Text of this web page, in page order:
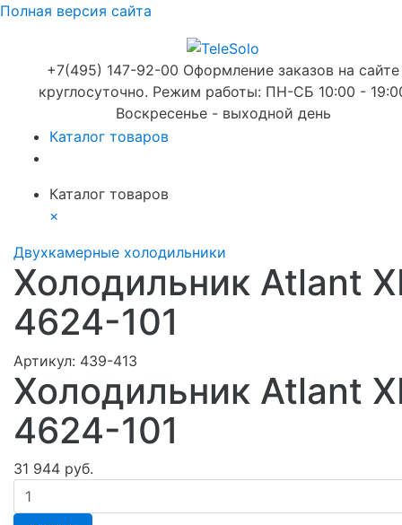
Полная версия сайта
+7(495) 147-92-00 Оформление заказов на сайте
круглосуточно. Режим работы: ПН-СБ 10:00 -
Воскресенье - выходной день
Каталог товаров
Каталог товаров
×
Двухкамерные холодильники
Холодильник Atlant
4624-101
Артикул: 439-413
Холодильник Atlant
4624-101
31 944 руб.